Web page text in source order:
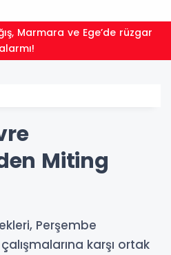
alarmı!
Miting
Perşembe
karşı ortak